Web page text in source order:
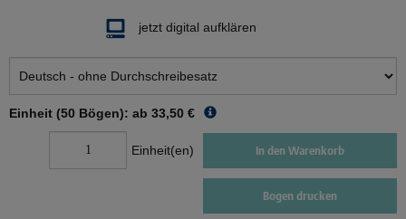
jetzt digital aufklären
Einheit (50 Bögen): ab 33,50 €
Einheit(en) In den Warenkorb
Bogen drucken